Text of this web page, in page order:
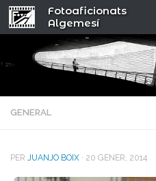
Fotoaficionats
Algemesí
GENERAL
PER JUANJO BOIX · 20 GENER, 2014